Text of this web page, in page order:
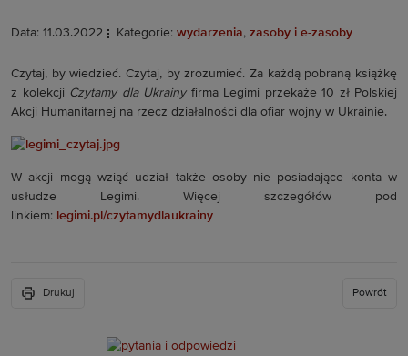
Data: 11.03.2022 Kategorie: wydarzenia, zasoby i e-zasoby
Czytaj, by wiedzieć. Czytaj, by zrozumieć. Za każdą pobraną książkę
z kolekcji Czytamy dla Ukrainyfirma Legimi przekaże 10 zł Polskiej
Akcji Humanitarnej na rzecz działalności dla ofiar wojny w Ukrainie.
W akcji mogą wziąć udział także osoby nie posiadające konta w
usłudze Legimi. Więcej szczegółów pod
linkiem: legimi.pl/czytamydlaukrainy
Drukuj Powrót